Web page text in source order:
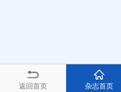
返回首页 杂志首页